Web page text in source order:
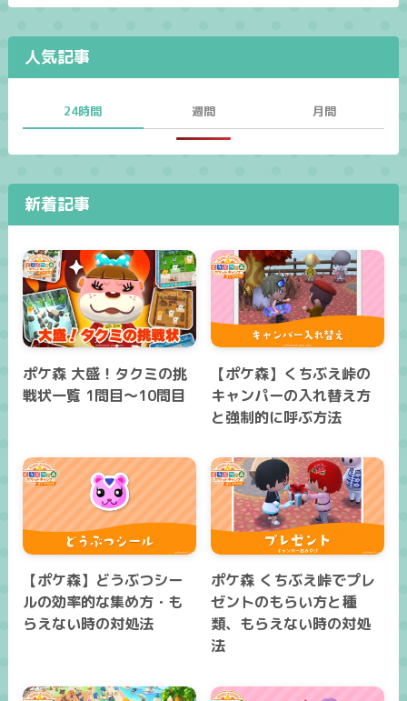
人気記事
24時間 週間 月間
新着記事
ポケ森 大盛！タクミの挑
戦状一覧 1問目～10問目
【ポケ森】くちぶえ峠の
キャンパーの入れ替え方
と強制的に呼ぶ方法
【ポケ森】どうぶつシー
ルの効率的な集め方・も
らえない時の対処法
ポケ森 くちぶえ峠でプレ
ゼントのもらい方と種
類、もらえない時の対処
法